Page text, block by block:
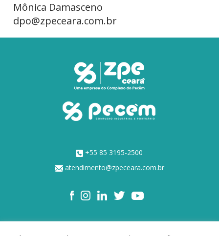
Mônica Damasceno
dpo@zpeceara.com.br
+55 85 3195-2500
atendimento@zpeceara.com.br
NOSSOS ACIONISTAS